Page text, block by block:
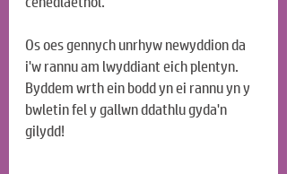
Os oes gennych unrhyw newyddion da
i'w rannu am lwyddiant eich plentyn.
Byddem wrth ein bodd yn ei rannu yn y
bwletin fel y gallwn ddathlu gyda'n
gilydd!